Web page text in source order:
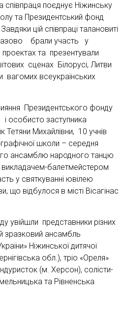
співпраця поєднує Ніжинську
та Президентський фонд
цій співпраці талановиті
брали участь у
та презентували
сценах Білорусі, Литви
вагомих всеукраїнських
Президентського фонду
особисто заступника
Михайлівни, 10 учнів
школи – середня
ансамблю народного танцю
викладачем-балетмейстером
у святкуванні ювілею
що відбулося в місті Вісагінас
увійшли представники різних
зразковий ансамбль
Ніжинської дитячої
обл.), тріо «Ореля»
(м. Херсон), солісти-
та Рівненська